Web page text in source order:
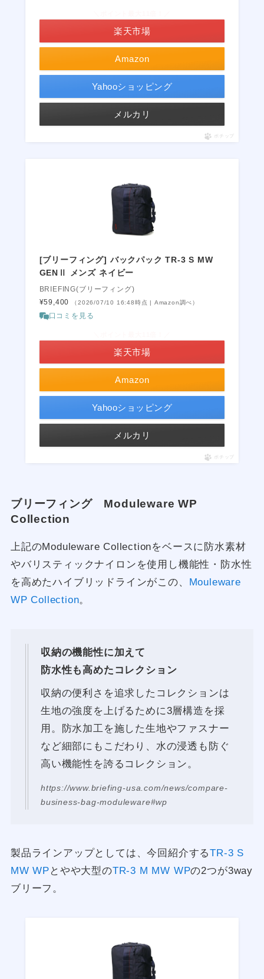
Amazon
楽天市場
Yahooショッピング
メルカリ
ポチップ
[ブリーフィング] バックパック TR-3 S MW
GENⅡ メンズ ネイビー
BRIEFING(ブリーフィング)
¥59,400
（2026/07/10 16:48時点 | Amazon調べ）
口コミを見る
Amazon
楽天市場
Yahooショッピング
メルカリ
ポチップ
ブリーフィング Moduleware WP
Collection
上記のModuleware Collectionをベースに防水素材
やバリスティックナイロンを使用し機能性・防水性
を高めたハイブリッドラインがこの、 Mouleware
WP Collection。
収納の機能性に加えて
防水性も高めたコレクション
収納の便利さを追求したコレクションは
生地の強度を上げるために3層構造を採
用。防水加工を施した生地やファスナー
など細部にもこだわり、水の浸透も防ぐ
高い機能性を誇るコレクション。
https://www.briefing-usa.com/news/compare-
business-bag-moduleware#wp
製品ラインアップとしては、今回紹介するTR-3 S
MW WP とやや大型のTR-3 M MW WPの2つが3way
ブリーフ。